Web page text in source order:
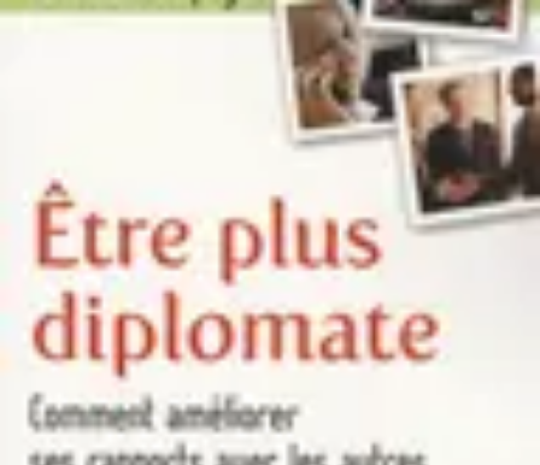
Astuces Pour Tous
Vie QuotidienneTechnologieAnimaux &